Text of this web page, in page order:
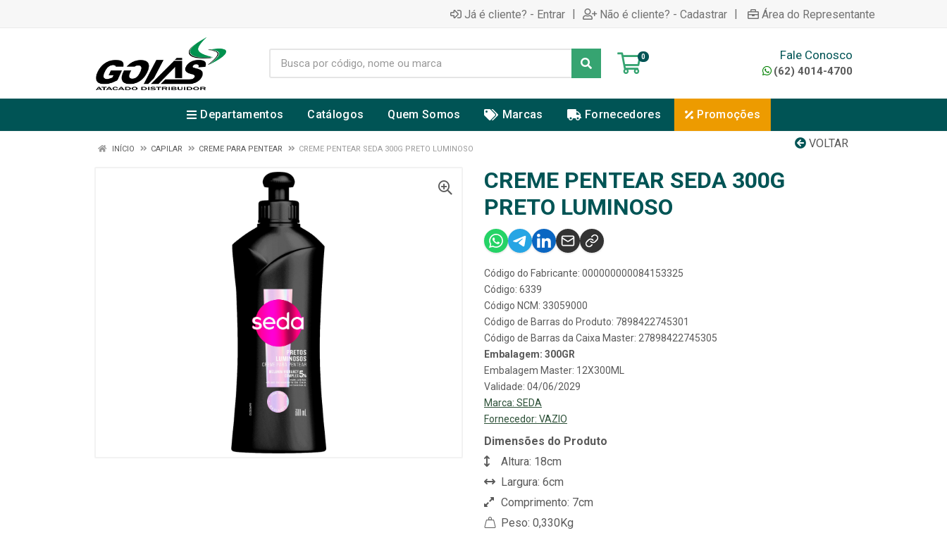
Já é cliente? - Entrar | Não é cliente? - Cadastrar | Área do Representante
0 Fale Conosco
(62) 4014-4700
Departamentos Catálogos Quem Somos Marcas Fornecedores Promoções
VOLTAR
INÍCIO CAPILAR CREME PARA PENTEAR CREME PENTEAR SEDA 300G PRETO LUMINOSO
CREME PENTEAR SEDA 300G
PRETO LUMINOSO
Código do Fabricante: 000000000084153325
Código: 6339
Código NCM: 33059000
Código de Barras do Produto: 7898422745301
Código de Barras da Caixa Master: 27898422745305
Embalagem: 300GR
Embalagem Master: 12X300ML
Validade: 04/06/2029
Marca: SEDA
Fornecedor: VAZIO
Dimensões do Produto
Altura: 18cm
Largura: 6cm
Comprimento: 7cm
Peso: 0,330Kg